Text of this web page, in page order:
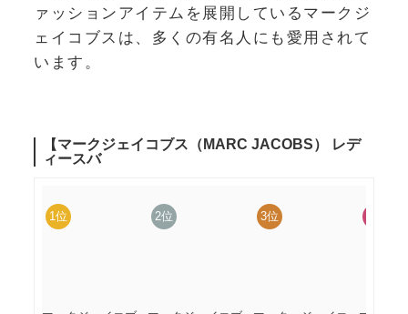
ァッションアイテムを展開しているマークジ
ェイコブスは、多くの有名人にも愛用されて
います。